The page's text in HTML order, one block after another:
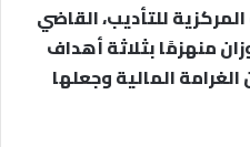
المركزية للتأديب، القاضي
منهزمًا بثلاثة أهداف
من الغرامة المالية وجعلها